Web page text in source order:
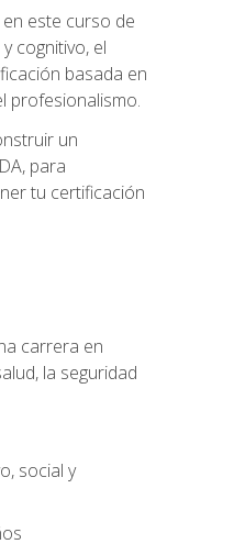
este curso de
cognitivo, el
basada en
profesionalismo.
un
para
tu certificación
carrera en
la seguridad
social y